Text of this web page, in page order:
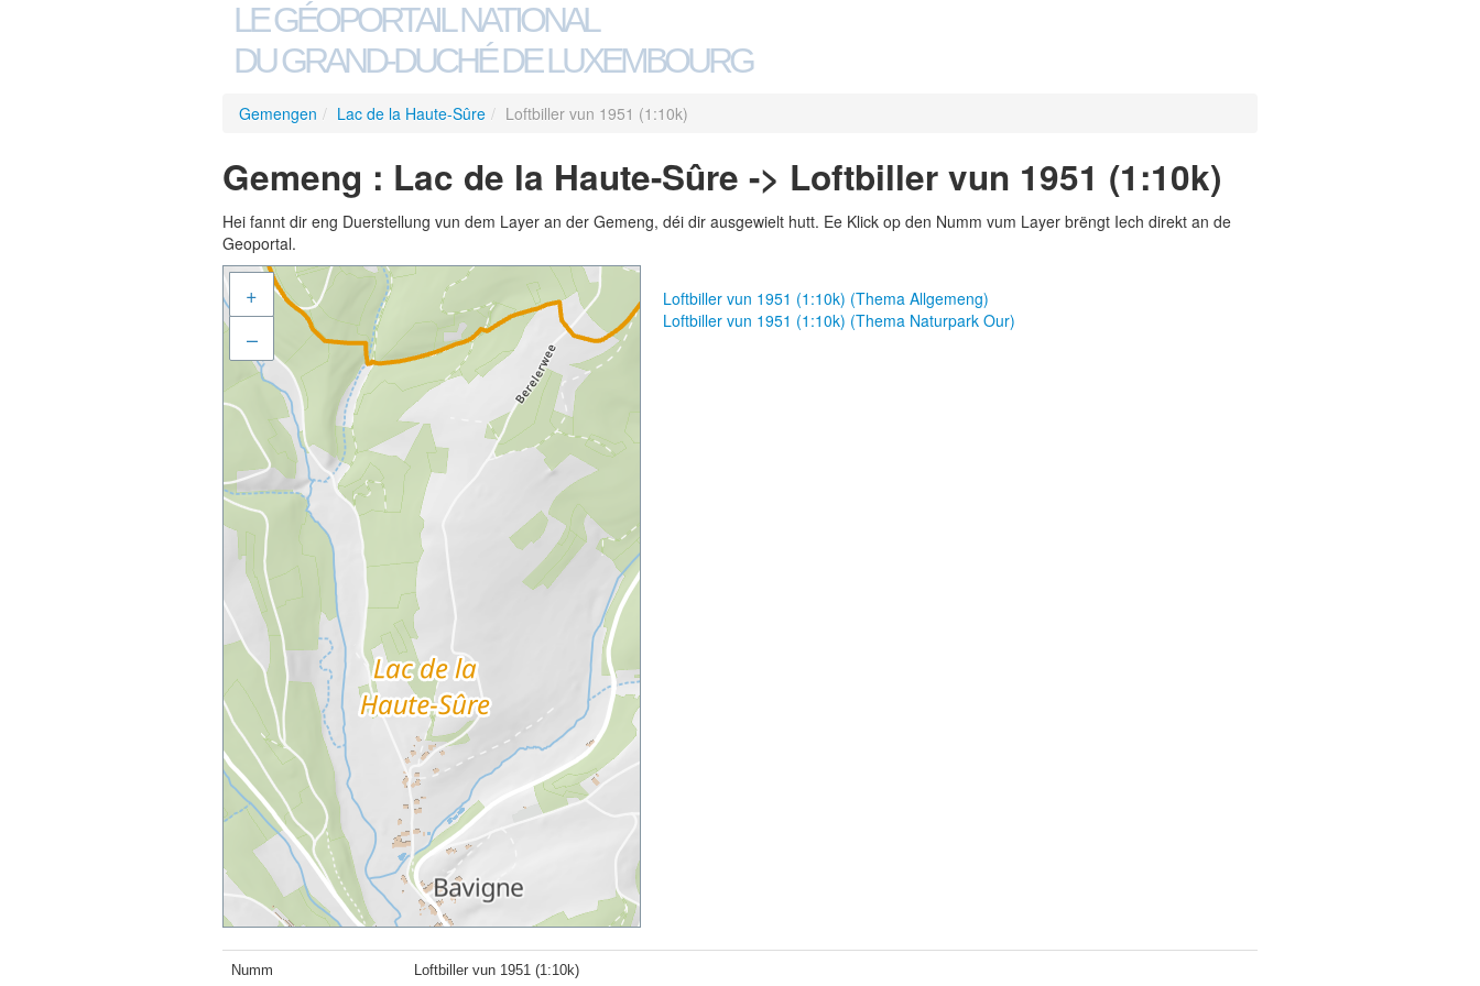
LE GÉOPORTAIL NATIONAL
DU GRAND-DUCHÉ DE LUXEMBOURG
Gemengen / Lac de la Haute-Sûre / Loftbiller vun 1951 (1:10k)
Gemeng : Lac de la Haute-Sûre -> Loftbiller vun 1951 (1:10k)
Hei fannt dir eng Duerstellung vun dem Layer an der Gemeng, déi dir ausgewielt hutt. Ee Klick op den Numm vum Layer brëngt Iech direkt an de
Geoportal.
+
–
Loftbiller vun 1951 (1:10k) (Thema Allgemeng)
Loftbiller vun 1951 (1:10k) (Thema Naturpark Our)
Numm Loftbiller vun 1951 (1:10k)